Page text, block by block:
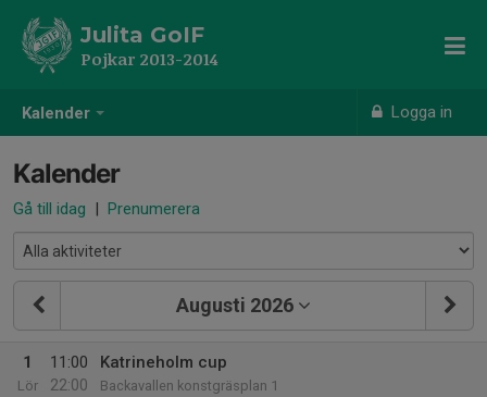
Kalender Logga in
Julita GoIF
Pojkar 2013-2014
Kalender
Gå till idag | Prenumerera
Augusti 2026
1
Lör
11:00
22:00
Katrineholm cup
Backavallen konstgräsplan 1